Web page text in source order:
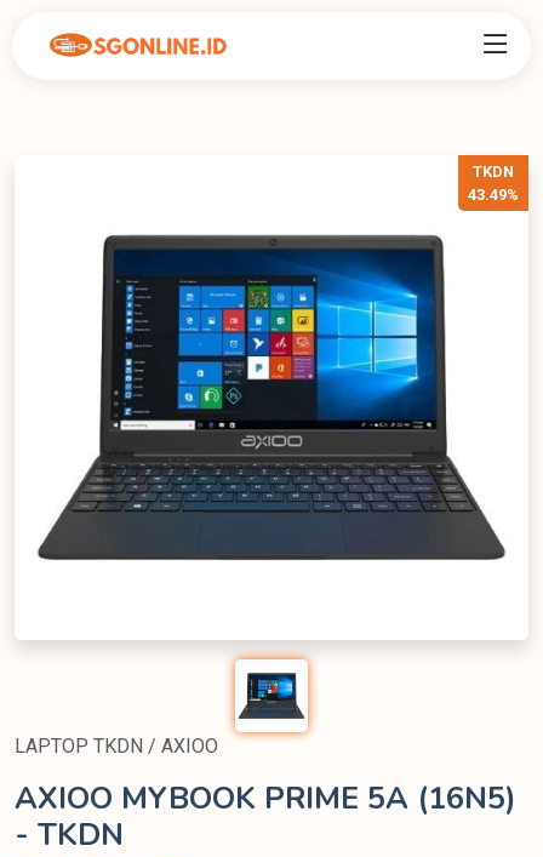
TKDN
43.49%
LAPTOP TKDN / AXIOO
AXIOO MYBOOK PRIME 5A (16N5)
- TKDN